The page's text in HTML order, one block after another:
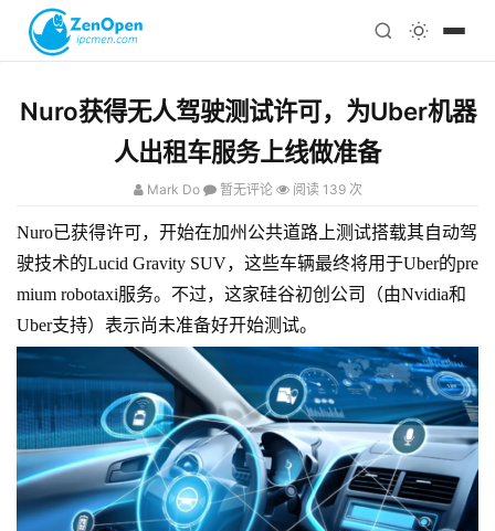
科技
心理
注册
Nuro获得无人驾驶测试许可，为Uber机器
人出租车服务上线做准备
Mark Do 暂无评论 阅读 139 次
Nuro已获得许可，开始在加州公共道路上测试搭载其自动驾
驶技术的Lucid Gravity SUV，这些车辆最终将用于Uber的pre
mium robotaxi服务。不过，这家硅谷初创公司（由Nvidia和
Uber支持）表示尚未准备好开始测试。